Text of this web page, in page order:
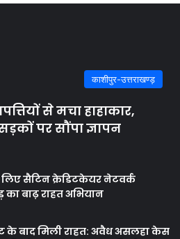
काशीपुर-उत्तराखण्ड़
से मचा हाहाकार,
पर सौंपा ज्ञापन
सैटिन क्रेडिटकेयर नेटवर्क
का बाढ़ राहत अभियान
के बाद मिली राहत: अवैध असलहा केस